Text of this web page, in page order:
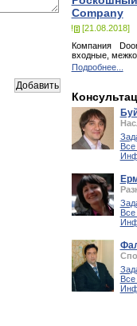
Company
[21.08.2018]
Компания
входные,
Подробнее...
Все
Все
Все